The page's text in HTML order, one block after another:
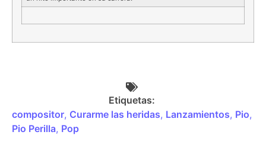
Etiquetas:
compositor, Curarme las heridas, Lanzamientos, Pio,
Pio Perilla, Pop